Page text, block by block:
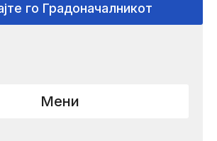
го Градоначалникот
Мени